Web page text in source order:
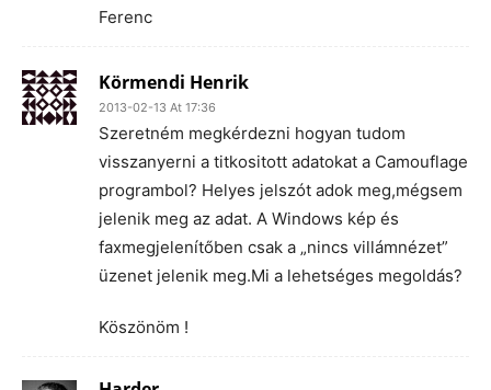
Ferenc
Körmendi Henrik
2013-02-13 At 17:36
Szeretném megkérdezni hogyan tudom
visszanyerni a titkositott adatokat a Camouflage
programbol? Helyes jelszót adok meg,mégsem
jelenik meg az adat. A Windows kép és
faxmegjelenítőben csak a „nincs villámnézet”
üzenet jelenik meg.Mi a lehetséges megoldás?
Köszönöm !